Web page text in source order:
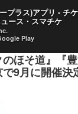
イベント『ロ
ほそ道』『
で9月に開催
プラス)アプリ - チ
ュース・スマチケ
Play